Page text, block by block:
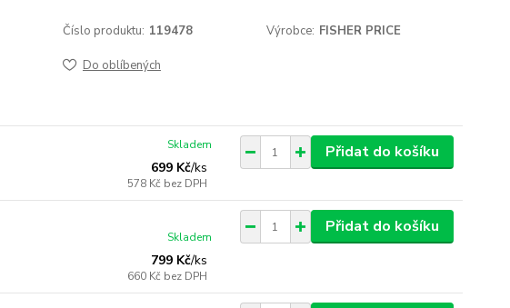
Číslo produktu: 119478 Výrobce: FISHER PRICE
Do oblíbených
699 Kč/ks
578 Kč bez DPH
Skladem Přidat do košíku
799 Kč/ks
660 Kč bez DPH
Skladem
Přidat do košíku